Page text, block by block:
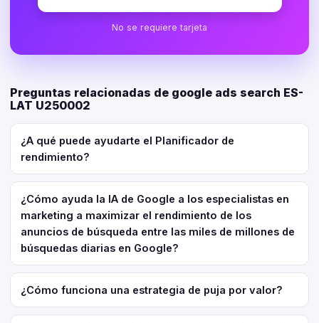
No se requiere tarjeta
Preguntas relacionadas de google ads search ES-
LAT U250002
¿A qué puede ayudarte el Planificador de
rendimiento?
¿Cómo ayuda la IA de Google a los especialistas en
marketing a maximizar el rendimiento de los
anuncios de búsqueda entre las miles de millones de
búsquedas diarias en Google?
¿Cómo funciona una estrategia de puja por valor?